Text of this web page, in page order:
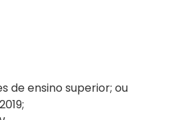
de ensino superior; ou